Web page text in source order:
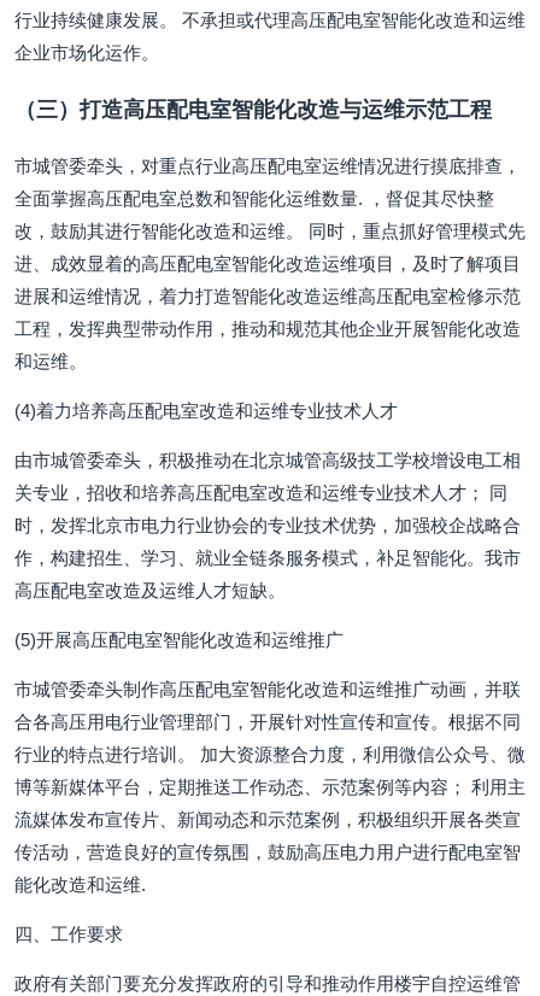
行业持续健康发展。 不承担或代理高压配电室智能化改造和运维
企业市场化运作。
（三）打造高压配电室智能化改造与运维示范工程
市城管委牵头，对重点行业高压配电室运维情况进行摸底排查，
全面掌握高压配电室总数和智能化运维数量. ，督促其尽快整
改，鼓励其进行智能化改造和运维。 同时，重点抓好管理模式先
进、成效显着的高压配电室智能化改造运维项目，及时了解项目
进展和运维情况，着力打造智能化改造运维高压配电室检修示范
工程，发挥典型带动作用，推动和规范其他企业开展智能化改造
和运维。
(4)着力培养高压配电室改造和运维专业技术人才
由市城管委牵头，积极推动在北京城管高级技工学校增设电工相
关专业，招收和培养高压配电室改造和运维专业技术人才； 同
时，发挥北京市电力行业协会的专业技术优势，加强校企战略合
作，构建招生、学习、就业全链条服务模式，补足智能化。我市
高压配电室改造及运维人才短缺。
(5)开展高压配电室智能化改造和运维推广
市城管委牵头制作高压配电室智能化改造和运维推广动画，并联
合各高压用电行业管理部门，开展针对性宣传和宣传。根据不同
行业的特点进行培训。 加大资源整合力度，利用微信公众号、微
博等新媒体平台，定期推送工作动态、示范案例等内容； 利用主
流媒体发布宣传片、新闻动态和示范案例，积极组织开展各类宣
传活动，营造良好的宣传氛围，鼓励高压电力用户进行配电室智
能化改造和运维.
四、工作要求
政府有关部门要充分发挥政府的引导和推动作用楼宇自控运维管